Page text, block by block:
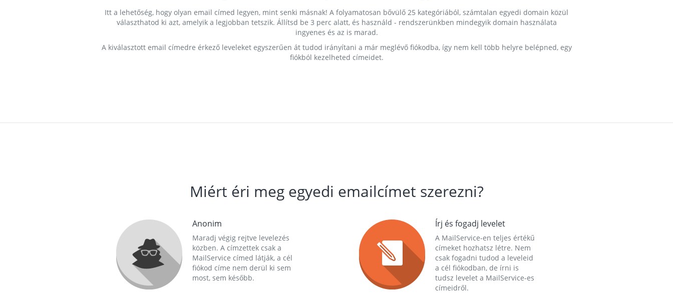
Itt a lehetőség, hogy olyan email címed legyen, mint senki másnak! A folyamatosan bővülő 25 kategóriából, számtalan egyedi domain közül
választhatod ki azt, amelyik a legjobban tetszik. Állítsd be 3 perc alatt, és használd - rendszerünkben mindegyik domain használata
ingyenes és az is marad.
A kiválasztott email címedre érkező leveleket egyszerűen át tudod irányítani a már meglévő fiókodba, így nem kell több helyre belépned, egy
fiókból kezelheted címeidet.
Miért éri meg egyedi emailcímet szerezni?
Anonim
Maradj végig rejtve levelezés
közben. A címzettek csak a
MailService címed látják, a cél
fiókod címe nem derül ki sem
most, sem később.
Írj és fogadj levelet
A MailService-en teljes értékű
címeket hozhatsz létre. Nem
csak fogadni tudod a leveleid
a cél fiókodban, de írni is
tudsz levelet a MailService-es
címeidről.